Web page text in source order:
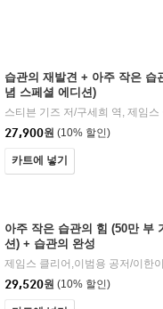
습관의 재발견 + 아주 작은 습
념 스페셜 에디션)
27,900원 (10% 할인)
카트에 넣기
아주 작은 습관의 힘 (50만 부
션) + 습관의 완성
제임스 클리어,이범용 공저/이한
29,520원 (10% 할인)